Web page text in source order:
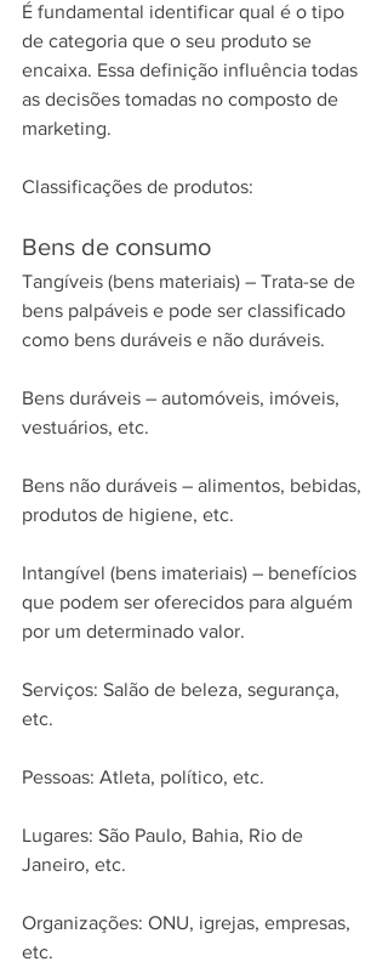
É fundamental identificar qual é o tipo
de categoria que o seu produto se
encaixa. Essa definição influência todas
as decisões tomadas no composto de
marketing.
Classificações de produtos:
Bens de consumo
Tangíveis (bens materiais) – Trata-se de
bens palpáveis e pode ser classificado
como bens duráveis e não duráveis.
Bens duráveis – automóveis, imóveis,
vestuários, etc.
Bens não duráveis – alimentos, bebidas,
produtos de higiene, etc.
Intangível (bens imateriais) – benefícios
que podem ser oferecidos para alguém
por um determinado valor.
Serviços: Salão de beleza, segurança,
etc.
Pessoas: Atleta, político, etc.
Lugares: São Paulo, Bahia, Rio de
Janeiro, etc.
Organizações: ONU, igrejas, empresas,
etc.